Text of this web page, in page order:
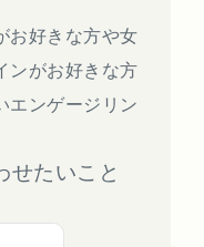
お好きな方や女
ンがお好きな方
エンゲージリン
せたいこと